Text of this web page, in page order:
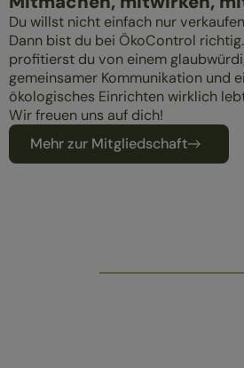
Du willst nicht einfach nur
Dann bist du bei ÖkoControl
profitierst du von einem
gemeinsamer Kommunikation und
ökologisches Einrichten wirklich
Wir freuen uns auf dich!
Mehr zur Mitgliedschaft